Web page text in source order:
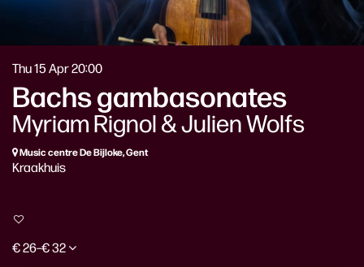
Bachs gambasonates
Myriam Rignol & Julien Wolfs
Thu 15 Apr20:00
Music centre De Bijloke, Gent
Kraakhuis
€ 26–€ 32